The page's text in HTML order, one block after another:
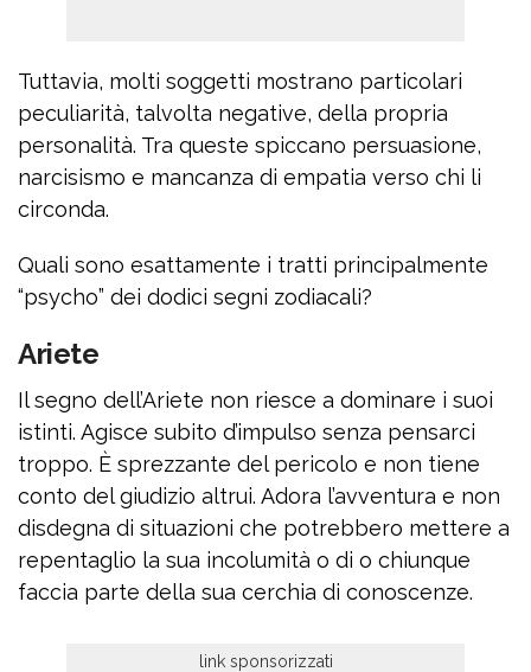
Tuttavia, molti soggetti mostrano particolari
peculiarità, talvolta negative, della propria
personalità. Tra queste spiccano persuasione,
narcisismo e mancanza di empatia verso chi li
circonda.
Quali sono esattamente i tratti principalmente
“psycho” dei dodici segni zodiacali?
Ariete
Il segno dell’Ariete non riesce a dominare i suoi
istinti. Agisce subito d’impulso senza pensarci
troppo. È sprezzante del pericolo e non tiene
conto del giudizio altrui. Adora l’avventura e non
disdegna di situazioni che potrebbero mettere a
repentaglio la sua incolumità o di o chiunque
faccia parte della sua cerchia di conoscenze.